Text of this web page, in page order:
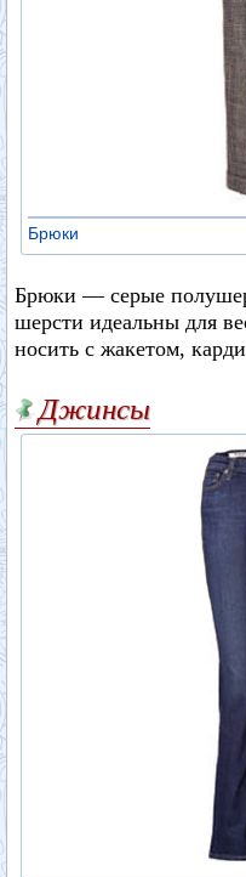
Брюки
Брюки — серые
шерсти идеальны для
носить с жакетом,
Джинсы